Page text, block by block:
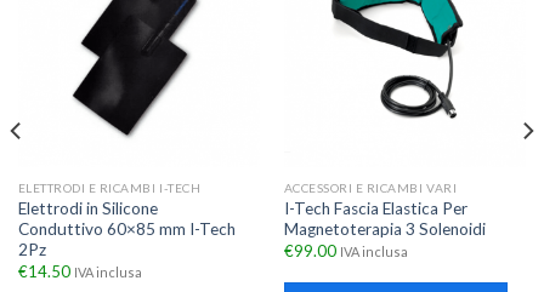
ELETTRODI E RICAMBI I-TECH
Elettrodi in Silicone
Conduttivo 60×85 mm I-Tech
2Pz
€14.50 IVA inclusa
ACCESSORI E RICAMBI VARI
I-Tech Fascia Elastica Per
Magnetoterapia 3 Solenoidi
€99.00 IVA inclusa